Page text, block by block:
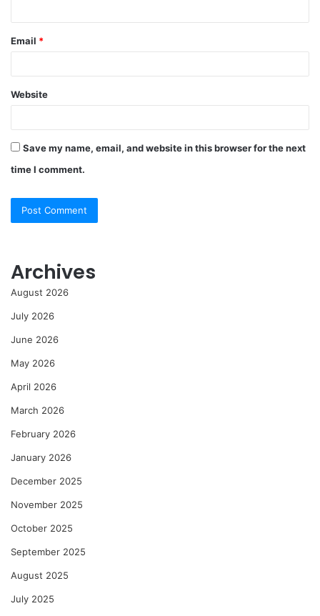
Email *
Website
Save my name, email, and website in this browser for the next
time I comment.
Archives
August 2026
July 2026
June 2026
May 2026
April 2026
March 2026
February 2026
January 2026
December 2025
November 2025
October 2025
September 2025
August 2025
July 2025